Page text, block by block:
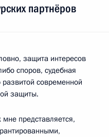
партнёров
защита интересов
споров, судебная
современной
защиты.
представляется,